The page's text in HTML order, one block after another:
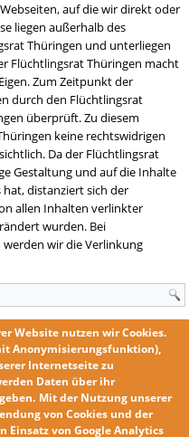
auf die wir direkt oder
liegen außerhalb des
Thüringen und unterliegen
Flüchtlingsrat Thüringen macht
Zum Zeitpunkt der
durch den Flüchtlingsrat
überprüft. Zu diesem
keine rechtswidrigen
Da der Flüchtlingsrat
Gestaltung und auf die Inhalte
distanziert sich der
allen Inhalten verlinkter
wurden. Bei
wir die Verlinkung
Website nutzen wirCookies.
Anonymisierungsfunktion),
Internetseite zu
Daten über ihr
Mit der Nutzung unserer
von Cookies und der
Einsatz von Google Analytics